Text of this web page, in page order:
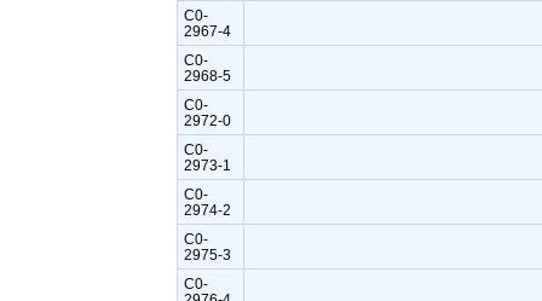
C0-
2967-4
C0-
2968-5
C0-
2972-0
C0-
2973-1
C0-
2974-2
C0-
2975-3
C0-